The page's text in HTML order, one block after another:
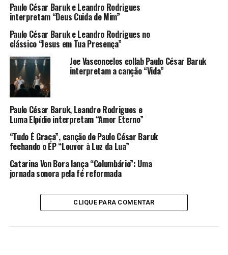
Paulo César Baruk e Leandro Rodrigues
interpretam “Deus Cuida de Mim”
Paulo César Baruk e Leandro Rodrigues no
clássico “Jesus em Tua Presença”
Joe Vasconcelos collab Paulo César Baruk
interpretam a canção “Vida”
Paulo César Baruk, Leandro Rodrigues e
Luma Elpídio interpretam “Amor Eterno”
“Tudo É Graça”, canção de Paulo César Baruk
fechando o EP “Louvor à Luz da Lua”
Catarina Von Bora lança “Columbário”: Uma
jornada sonora pela fé reformada
CLIQUE PARA COMENTAR